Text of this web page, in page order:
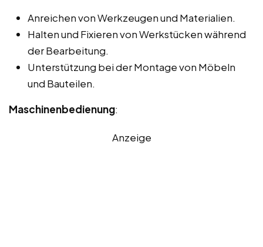
Anreichen von Werkzeugen und Materialien.
Halten und Fixieren von Werkstücken während
der Bearbeitung.
Unterstützung bei der Montage von Möbeln
und Bauteilen.
Maschinenbedienung:
Anzeige